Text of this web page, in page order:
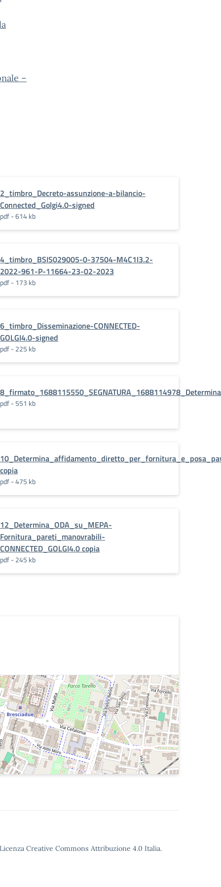
–
2_timbro_Decreto-assunzione-a-bilancio-
Connected_Golgi4.0-signed
pdf - 614 kb
4_timbro_BSIS029005-0-37504-M4C1I3.2-
2022-961-P-11664-23-02-2023
pdf - 173 kb
6_timbro_Disseminazione-CONNECTED-
GOLGI4.0-signed
pdf - 225 kb
pdf - 551 kb
copia
pdf - 475 kb
12_Determina_ODA_su_MEPA-
Fornitura_pareti_manovrabili-
CONNECTED_GOLGI4.0 copia
pdf - 245 kb
Creative Commons Attribuzione 4.0 Italia.